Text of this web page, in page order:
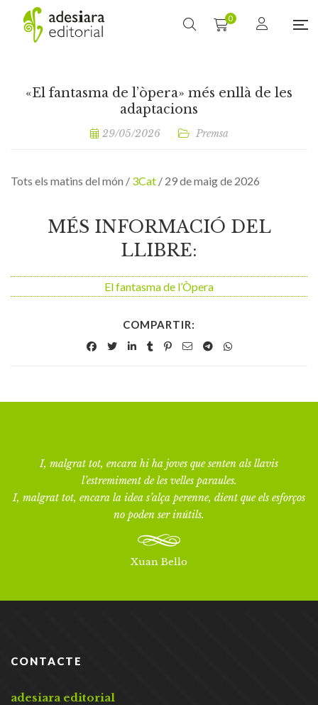
0
«El fantasma de l’òpera» més enllà de les
adaptacions
29/05/2026 Premsa
Tots els matins del món / 3Cat / 29 de maig de 2026
MÉS INFORMACIÓ DEL
LLIBRE:
El fantasma de l’Òpera
COMPARTIR:
I, malgrat tot, encara hi ha joves que senten als llavis
l’estremiment de les velles paraules.
I, malgrat tot, encara la idea s’alça perenne, dient que els esforços
no poden ser inútils.
Xuan Bello
CONTACTE
adesiara editorial